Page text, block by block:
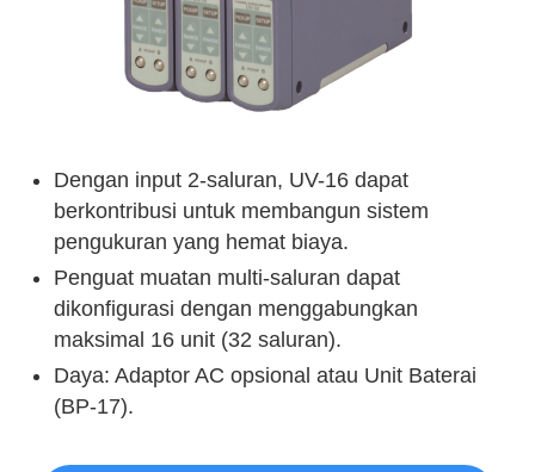
Dengan input 2-saluran, UV-16 dapat
berkontribusi untuk membangun sistem
pengukuran yang hemat biaya.
Penguat muatan multi-saluran dapat
dikonfigurasi dengan menggabungkan
maksimal 16 unit (32 saluran).
Daya: Adaptor AC opsional atau Unit Baterai
(BP-17).